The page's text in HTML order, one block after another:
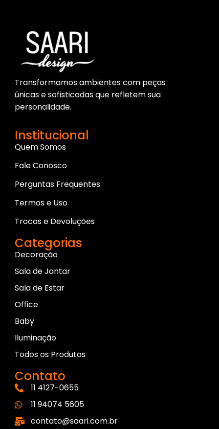
Transformamos ambientes com peças
únicas e sofisticadas que refletem sua
personalidade.
Institucional
Quem Somos
Fale Conosco
Perguntas Frequentes
Termos e Uso
Trocas e Devoluções
Categorias
Decoração
Sala de Jantar
Sala de Estar
Office
Baby
Iluminação
Todos os Produtos
Contato
11 4127-0655
11 94074 5605
contato@saari.com.br